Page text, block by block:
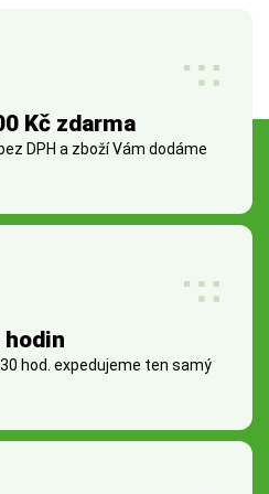
Kč zdarma
DPH a zboží Vám dodáme
hodin
hod. expedujeme ten samý